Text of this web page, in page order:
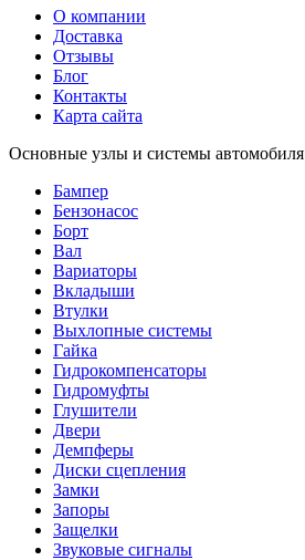
О компании
Доставка
Отзывы
Блог
Контакты
Карта сайта
Основные узлы и системы автомобиля
Бампер
Бензонасос
Борт
Вал
Вариаторы
Вкладыши
Втулки
Выхлопные системы
Гайка
Гидрокомпенсаторы
Гидромуфты
Глушители
Двери
Демпферы
Диски сцепления
Замки
Запоры
Защелки
Звуковые сигналы